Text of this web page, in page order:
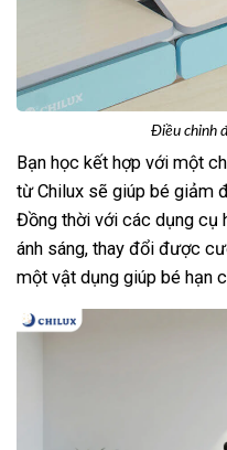
Điều chỉnh
Bạn học kết hợp với một
từ Chilux sẽ giúp bé giảm
Đồng thời với các dụng cụ
ánh sáng, thay đổi được
một vật dụng giúp bé hạn